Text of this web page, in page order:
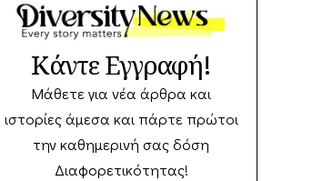
Κάντε Εγγραφή!
Μάθετε για νέα άρθρα και
ιστορίες άμεσα και πάρτε πρώτοι
την καθημερινή σας δόση
Διαφορετικότητας!